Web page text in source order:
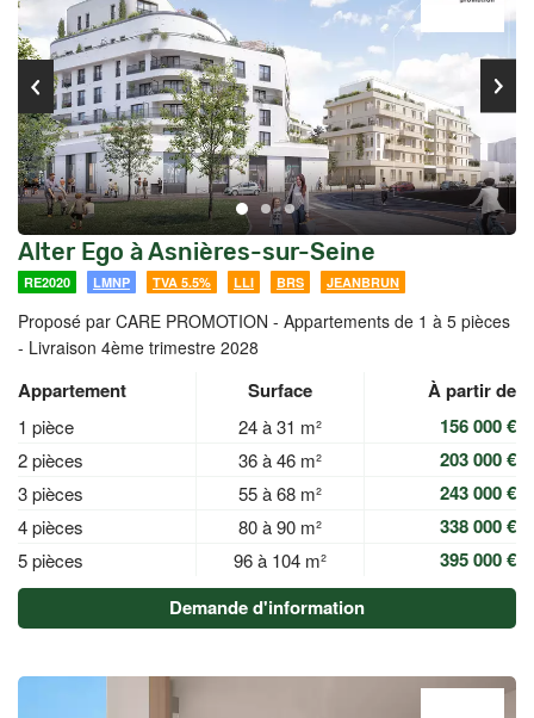
Alter Ego à Asnières-sur-Seine
RE2020 LMNP TVA 5.5% LLI BRS JEANBRUN
Proposé par CARE PROMOTION - Appartements de 1 à 5 pièces
- Livraison 4ème trimestre 2028
Appartement Surface À partir de
1 pièce 24 à 31 m² 156 000 €
2 pièces 36 à 46 m² 203 000 €
3 pièces 55 à 68 m² 243 000 €
4 pièces 80 à 90 m² 338 000 €
5 pièces 96 à 104 m²
395 000 €
Demande d'information